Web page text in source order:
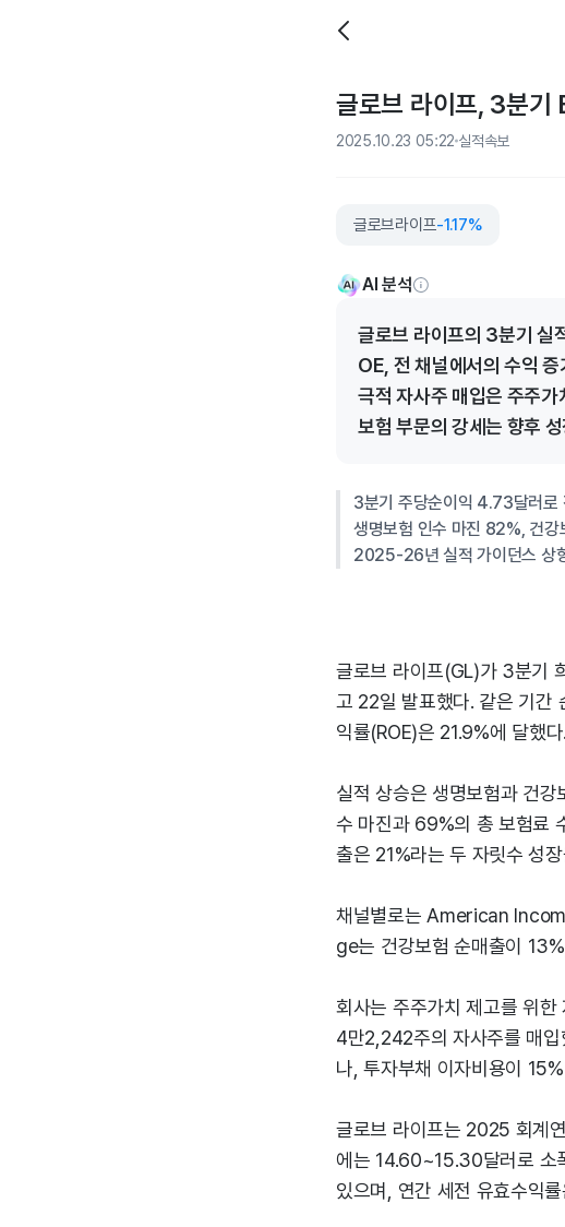
글로브 라이프, 3분
2025.10.23 05:22 실적속보
글로브라이프-1.17%
AI 분석
글로브 라이프의 3분기 실
OE, 전 채널에서의 수익
극적 자사주 매입은 주주
보험 부문의 강세는 향후
3분기 주당순이익 4.73달러로
생명보험 인수 마진 82%, 건
2025-26년 실적 가이던스 상
글로브 라이프(GL)가 3분기
고 22일 발표했다. 같은 기간
익률(ROE)은 21.9%에 달했다.
실적 상승은 생명보험과 건
수 마진과 69%의 총 보험료
출은 21%라는 두 자릿수 성
채널별로는 American
ge는 건강보험 순매출이
회사는 주주가치 제고를 위
4만2,242주의 자사주를 매입
나, 투자부채 이자비용이
글로브 라이프는 2025 회계
에는 14.60~15.30달러로 소
있으며, 연간 세전 유효수익